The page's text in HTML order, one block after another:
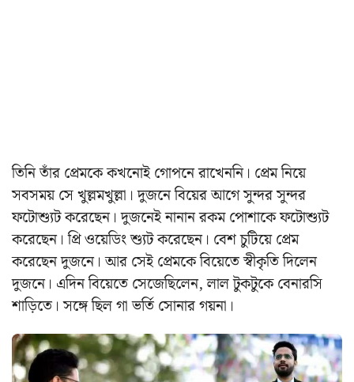
তিনি তাঁর প্রেমকে কখনোই গোপনে রাখেননি। প্রেম নিয়ে
সবসময় সে খুল্লমখুল্লা। দুজনে বিয়ের আগে সুন্দর সুন্দর
ফটোশ্যুট করেছেন। দুজনেই নানান রকম পোশাকে ফটোশ্যুট
করেছেন। প্রি ওয়েডিং শ্যুট করেছেন। বেশ চুটিয়ে প্রেম
করেছেন দুজনে। আর সেই প্রেমকে বিয়েতে স্বীকৃতি দিলেন
দুজনে। এদিন বিয়েতে সেজেছিলেন, লাল টুকটুকে বেনারসি
শাড়িতে। সঙ্গে ছিল গা ভর্তি সোনার গয়না।